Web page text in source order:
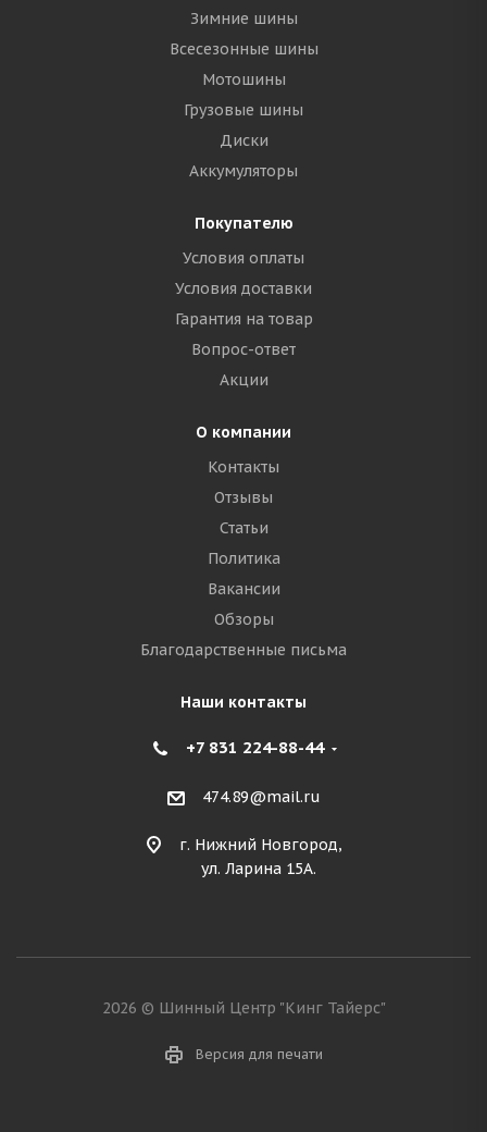
Зимние шины
Всесезонные шины
Мотошины
Грузовые шины
Диски
Аккумуляторы
Покупателю
Условия оплаты
Условия доставки
Гарантия на товар
Вопрос-ответ
Акции
О компании
Контакты
Отзывы
Статьи
Политика
Вакансии
Обзоры
Благодарственные письма
Наши контакты
+7 831 224-88-44
474.89@mail.ru
г. Нижний Новгород,
ул. Ларина 15А.
2026 © Шинный Центр "Кинг Тайерс"
Версия для печати